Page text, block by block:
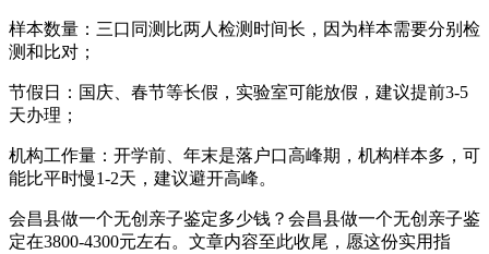
样本数量：三口同测比两人检测时间长，因为样本需要分别检
测和比对；
节假日：国庆、春节等长假，实验室可能放假，建议提前3-5
天办理；
机构工作量：开学前、年末是落户口高峰期，机构样本多，可
能比平时慢1-2天，建议避开高峰。
会昌县做一个无创亲子鉴定多少钱？会昌县做一个无创亲子鉴
定在3800-4300元左右。文章内容至此收尾，愿这份实用指